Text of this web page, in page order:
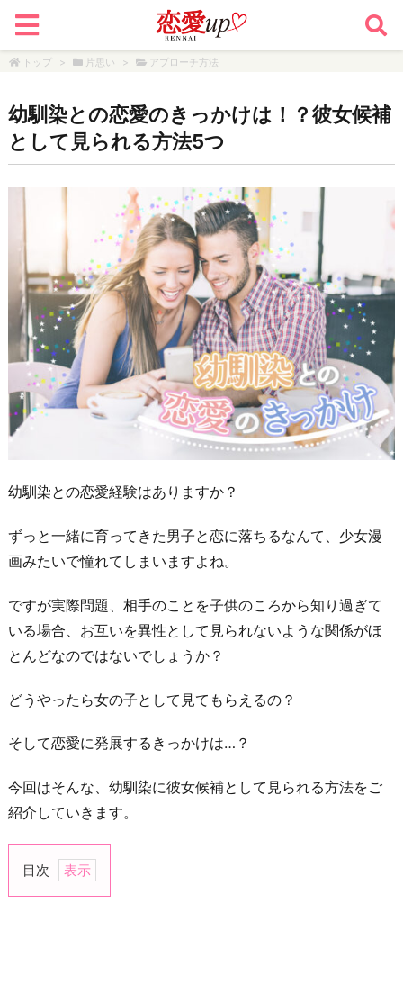
トップ > 片思い > アプローチ方法
幼馴染との恋愛のきっかけは！？彼女候補
として見られる方法5つ
幼馴染との恋愛経験はありますか？
ずっと一緒に育ってきた男子と恋に落ちるなんて、少女漫
画みたいで憧れてしまいますよね。
ですが実際問題、相手のことを子供のころから知り過ぎて
いる場合、お互いを異性として見られないような関係がほ
とんどなのではないでしょうか？
どうやったら女の子として見てもらえるの？
そして恋愛に発展するきっかけは…？
今回はそんな、幼馴染に彼女候補として見られる方法をご
紹介していきます。
目次
1.